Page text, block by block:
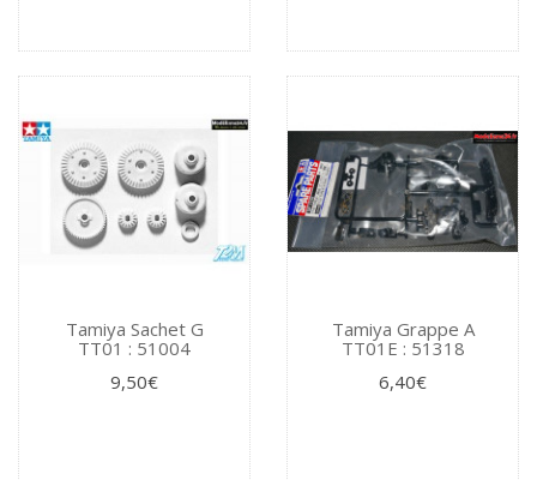
Tamiya Sachet G
TT01 : 51004
9,50€
Tamiya Grappe A
TT01E : 51318
6,40€